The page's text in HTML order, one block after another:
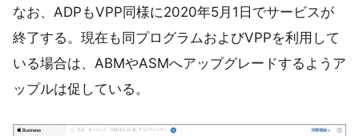
なお、ADPもVPP同様に2020年5月1日でサービスが
終了する。現在も同プログラムおよびVPPを利用して
いる場合は、ABMやASMへアップグレードするようア
ップルは促している。